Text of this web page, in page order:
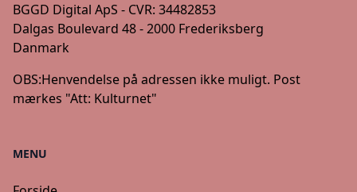
BGGD Digital ApS - CVR: 34482853
Dalgas Boulevard 48 - 2000 Frederiksberg
Danmark
OBS:Henvendelse på adressen ikke muligt. Post
mærkes "Att: Kulturnet"
MENU